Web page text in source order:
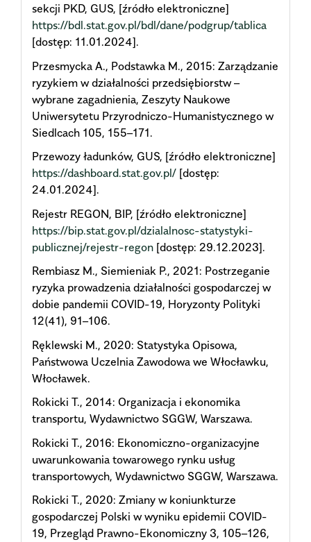
sekcji PKD, GUS, [źródło elektroniczne]
https://bdl.stat.gov.pl/bdl/dane/podgrup/tablica
[dostęp: 11.01.2024].
Przesmycka A., Podstawka M., 2015: Zarządzanie
ryzykiem w działalności przedsiębiorstw –
wybrane zagadnienia, Zeszyty Naukowe
Uniwersytetu Przyrodniczo-Humanistycznego w
Siedlcach 105, 155–171.
Przewozy ładunków, GUS, [źródło elektroniczne]
https://dashboard.stat.gov.pl/ [dostęp:
24.01.2024].
Rejestr REGON, BIP, [źródło elektroniczne]
https://bip.stat.gov.pl/dzialalnosc-statystyki-
publicznej/rejestr-regon [dostęp: 29.12.2023].
Rembiasz M., Siemieniak P., 2021: Postrzeganie
ryzyka prowadzenia działalności gospodarczej w
dobie pandemii COVID-19, Horyzonty Polityki
12(41), 91–106.
Ręklewski M., 2020: Statystyka Opisowa,
Państwowa Uczelnia Zawodowa we Włocławku,
Włocławek.
Rokicki T., 2014: Organizacja i ekonomika
transportu, Wydawnictwo SGGW, Warszawa.
Rokicki T., 2016: Ekonomiczno-organizacyjne
uwarunkowania towarowego rynku usług
transportowych, Wydawnictwo SGGW, Warszawa.
Rokicki T., 2020: Zmiany w koniunkturze
gospodarczej Polski w wyniku epidemii COVID-
19, Przegląd Prawno-Ekonomiczny 3, 105–126,